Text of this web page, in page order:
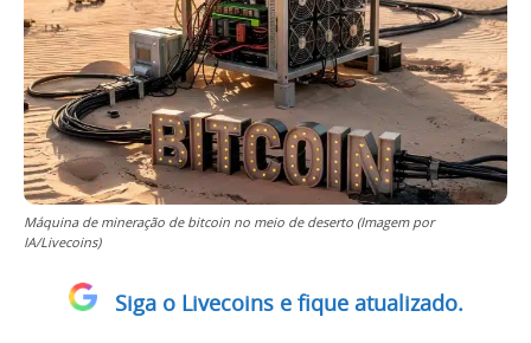
Máquina de mineração de bitcoin no meio de deserto (Imagem por
IA/Livecoins)
Siga o Livecoins e fique atualizado.